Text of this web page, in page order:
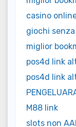
casino
giochi senza
miglior
pos4d link
pos4d link
M88 link
slots non